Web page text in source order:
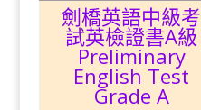
劍橋英語中級考
試英檢證書A級
Preliminary
English Test
Grade A